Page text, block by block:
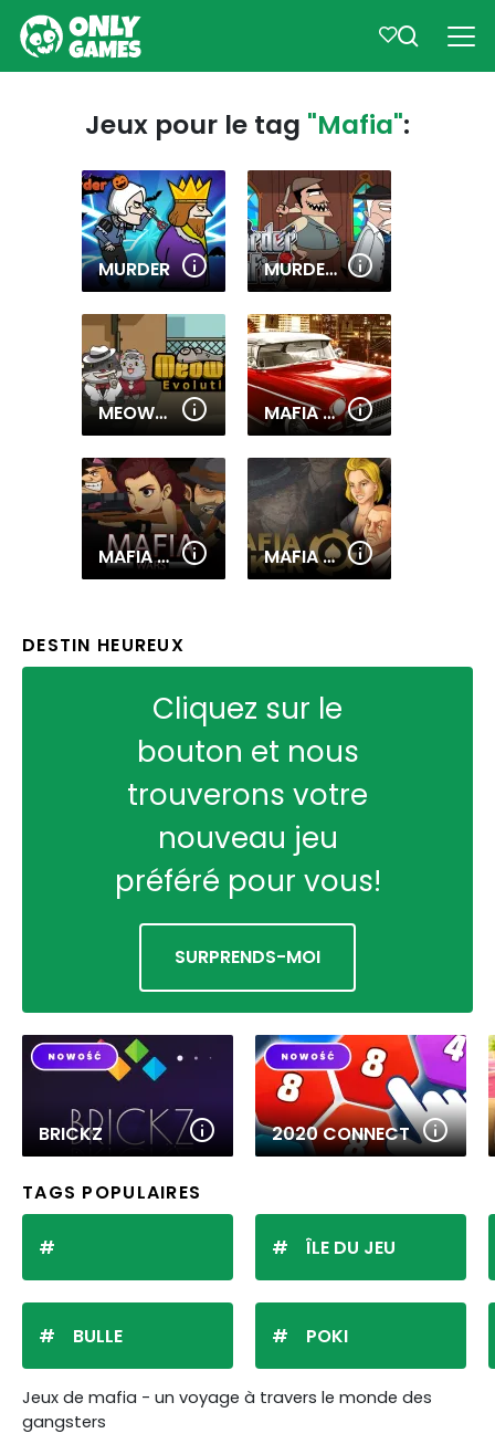
Jeux pour le tag "Mafia":
MURDER MURDER MAFIA
MEOWFIA EVOLUTION ENDLESS MAFIA DRIVER VICE CITY CRIME
MAFIA WARS MAFIA POKER
DESTIN HEUREUX
Cliquez sur le
bouton et nous
trouverons votre
nouveau jeu
préféré pour vous!
SURPRENDS-MOI
BRICKZ 2020 CONNECT
TAGS POPULAIRES
BULLE
ÎLE DU JEU
POKI
Jeux de mafia - un voyage à travers le monde des
gangsters